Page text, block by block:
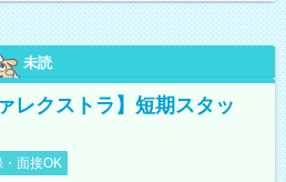
未読
レクストラ】短期スタッ
面接OK